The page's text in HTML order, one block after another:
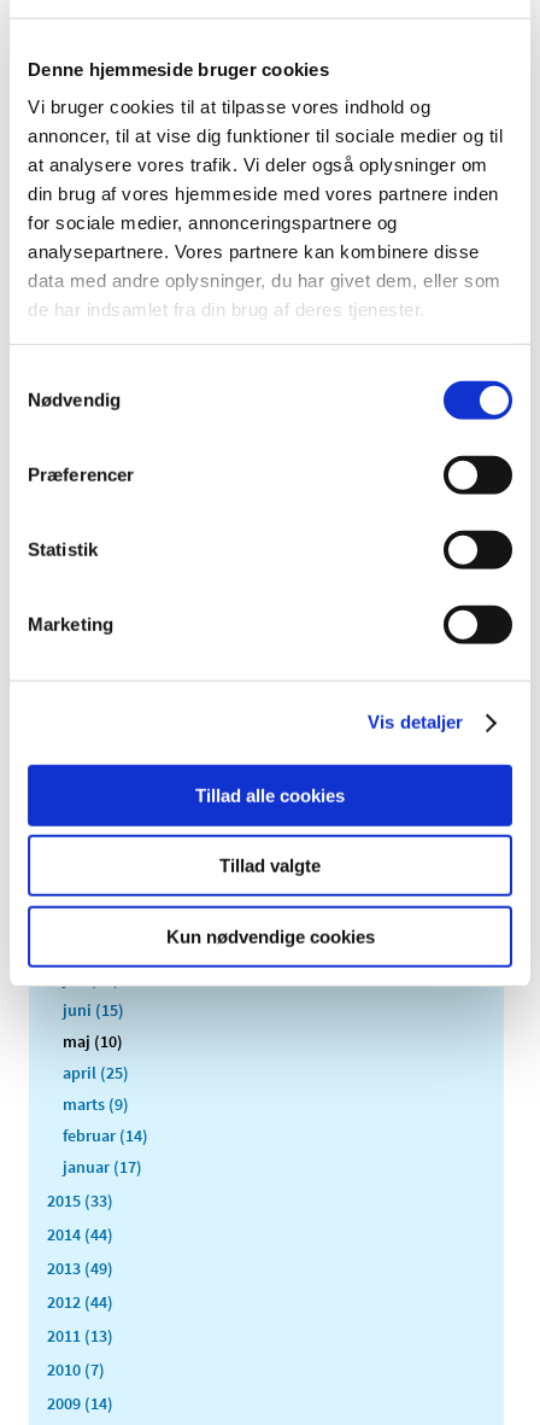
Denne hjemmeside bruger cookies
Vi bruger cookies til at tilpasse vores indhold og
annoncer, til at vise dig funktioner til sociale medier og til
at analysere vores trafik. Vi deler også oplysninger om
din brug af vores hjemmeside med vores partnere inden
for sociale medier, annonceringspartnere og
analysepartnere. Vores partnere kan kombinere disse
data med andre oplysninger, du har givet dem, eller som
de har indsamlet fra din brug af deres tjenester.
Nødvendig
Præferencer
Statistik
Marketing
Vis detaljer
Tillad alle cookies
Tillad valgte
Kun nødvendige cookies
9. maj 2016
Lægemiddelstyrelsen har besluttet, at Enstilar® skal have
generelt tilskud. Enstilar® indeholder calcipotriol og…
Mangel på Lestid® (colestipol)
Virksomheden Pfizer har oplyst Lægemiddelstyrelsen, at
leveringen af Lestid® er blevet fremskyndet. Lestid® vil …
2025 (158)
2023 (195)
2021 (516)
2019 (159)
december (14)
september (9)
juni (15)
maj (10)
april (25)
marts (9)
februar (14)
januar (17)
2015 (33)
2014 (44)
2013 (49)
2012 (44)
2011 (13)
2010 (7)
2009 (14)